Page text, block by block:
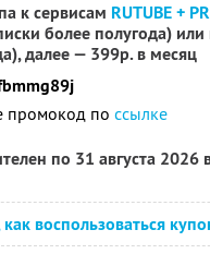
к сервисам RUTUBE +
более полугода)
далее — 399р. в месяц
промокод по ссылке
по 31 августа 2026
как воспользоваться